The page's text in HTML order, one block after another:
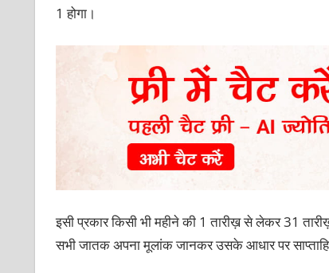
1 होगा।
इसी प्रकार किसी भी महीने की 1 तारीख़ से लेकर 31
सभी जातक अपना मूलांक जानकर उसके आधार पर